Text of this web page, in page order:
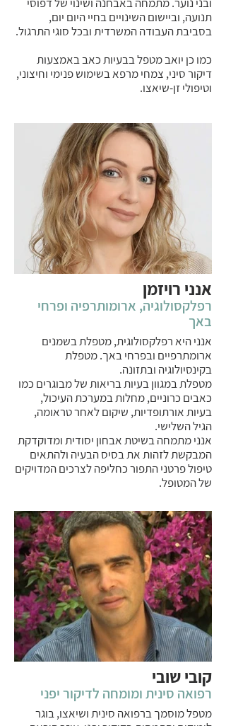
תנועה, וביישום השינויים בחיי היום יום,
בסביבת העבודה המשרדית ובכל סוגי התרגול.
כמו כן יואב מטפל בבעיות כאב באמצעות
דיקור סיני, צמחי מרפא בשימוש פנימי וחיצוני,
וטיפולי זן-שיאצו.
אנני רויזמן
רפלקסולוגיה, ארומותרפיה ופרחי
באך
אנני היא רפלקסולוגית, מטפלת בשמנים
ארומתרפיים ובפרחי באך. מטפלת
בקינסיולוגיה ובתזונה.
מטפלת במגוון בעיות בריאות של מבוגרים כמו
כאבים כרוניים, מחלות במערכת העיכול,
בעיות אורתופדיות, שיקום לאחר טראומה,
הגיל השלישי.
אנני מתמחה בשיטת אבחון יסודית ומדוקדקת
המבקשת לזהות את בסיס הבעיה ולהתאים
טיפול פרטני התפור כחליפה לצרכים המדויקים
של המטופל.
קובי שובי
רפואה סינית ומומחה לדיקור יפני
מטפל מוסמך ברפואה סינית ושיאצו, בוגר